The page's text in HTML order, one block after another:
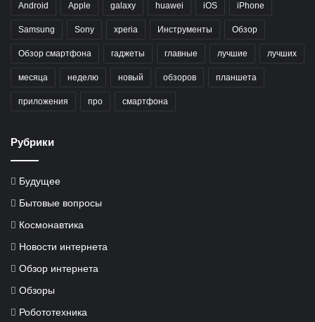
Android Apple galaxy huawei iOS iPhone
Samsung Sony xperia Инструменты Обзор
Обзор смартфона гаджеты главные лучшие лучших
месяца неделю новый обзоров планшета
приложения про смартфона
Рубрики
Будущее
Бытовые вопросы
Космонавтика
Новости интернета
Обзор интернета
Обзоры
Робототехника